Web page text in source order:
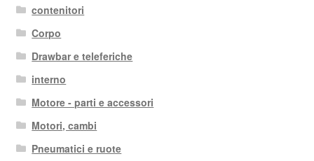
contenitori
Corpo
Drawbar e teleferiche
interno
Motore - parti e accessori
Motori, cambi
Pneumatici e ruote